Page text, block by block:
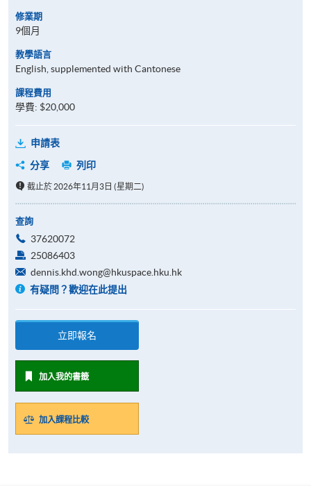
修業期
9個月
教學語言
English, supplemented with Cantonese
課程費用
學費: $20,000
申請表
分享
列印
截止於 2026年11月3日 (星期二)
查詢
37620072
25086403
dennis.khd.wong@hkuspace.hku.hk
有疑問？歡迎在此提出
立即報名
加入我的書籤
加入課程比較